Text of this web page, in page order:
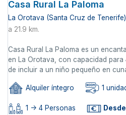
Casa Rural La Paloma
La Orotava (Santa Cruz de Tenerife)
a 21.9 km.
Casa Rural La Paloma es un
en La Orotava, con capacidad
de incluir a un niño pequeño en
Alquiler íntegro 1
1 -> 4 Personas